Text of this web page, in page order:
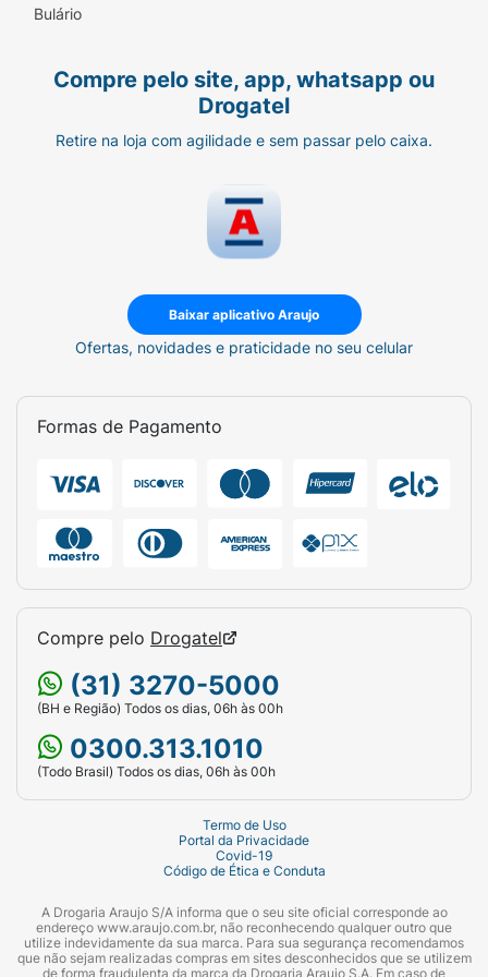
Bulário
Compre pelo site, app, whatsapp ou
Drogatel
Retire na loja com agilidade e sem passar pelo caixa.
Baixar aplicativo Araujo
Ofertas, novidades e praticidade no seu celular
Formas de Pagamento
Compre pelo Drogatel
(31) 3270-5000
(BH e Região) Todos os dias, 06h às 00h
0300.313.1010
(Todo Brasil) Todos os dias, 06h às 00h
Termo de Uso
Portal da Privacidade
Covid-19
Código de Ética e Conduta
A Drogaria Araujo S/A informa que o seu site oficial corresponde ao
endereço www.araujo.com.br, não reconhecendo qualquer outro que
utilize indevidamente da sua marca. Para sua segurança recomendamos
que não sejam realizadas compras em sites desconhecidos que se utilizem
de forma fraudulenta da marca da Drogaria Araujo S.A. Em caso de